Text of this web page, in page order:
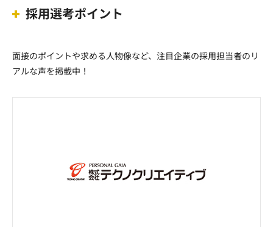
採用選考ポイント
面接のポイントや求める人物像など、注目企業の採用担当者のリ
アルな声を掲載中！